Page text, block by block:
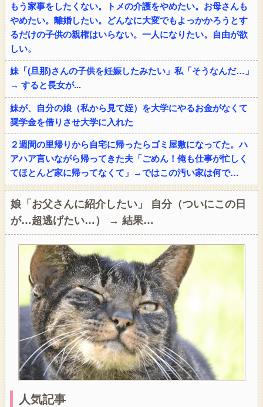
もう家事をしたくない。トメの介護をやめたい。お母さんも
やめたい。離婚したい。どんなに大変でもよっかかろうとす
るだけの子供の親権はいらない。一人になりたい。自由が欲
しい。
妹「(旦那)さんの子供を妊娠したみたい」私「そうなんだ…」
→ すると長女が...
妹が、自分の娘（私から見て姪）を大学にやるお金がなくて
奨学金を借りさせ大学に入れた
２週間の里帰りから自宅に帰ったらゴミ屋敷になってた。ハ
アハア言いながら帰ってきた夫「ごめん！俺も仕事が忙しく
てほとんど家に帰ってなくて」→ではこの汚い家は何で…
娘「お父さんに紹介したい」 自分（ついにこの日
が…超逃げたい…） → 結果…
人気記事